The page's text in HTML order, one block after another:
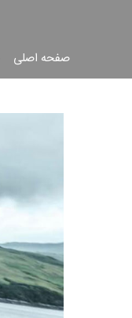
صفحه اصلی
جست